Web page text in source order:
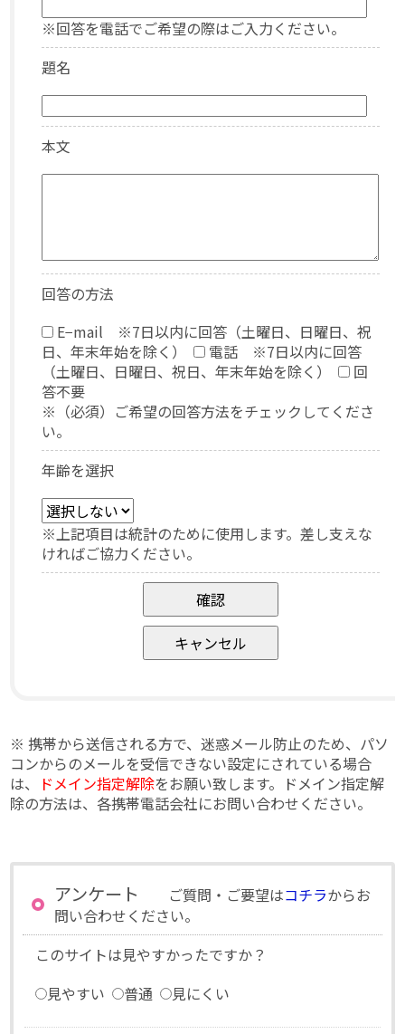
※回答を電話でご希望の際はご入力ください。
題名
本文
回答の方法
E−mail ※7日以内に回答（土曜日、日曜日、祝
日、年末年始を除く）
電話 ※7日以内に回答
（土曜日、日曜日、祝日、年末年始を除く）
回
答不要
※（必須）ご希望の回答方法をチェックしてくださ
い。
年齢を選択
※上記項目は統計のために使用します。差し支えな
ければご協力ください。
※ 携帯から送信される方で、迷惑メール防止のため、パソ
コンからのメールを受信できない設定にされている場合
は、
ドメイン指定解除をお願い致します。ドメイン指定解
除の方法は、各携帯電話会社にお問い合わせください。
アンケート ご質問・ご要望はコチラからお
問い合わせください。
このサイトは見やすかったですか？
見やすい
普通 見にくい